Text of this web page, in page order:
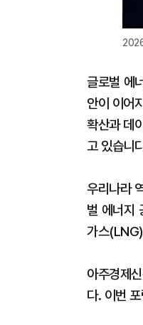
글로벌 에
안이 이어
확산과 데
고 있습니
우리나라
벌 에너지
가스
아주경제
다. 이번